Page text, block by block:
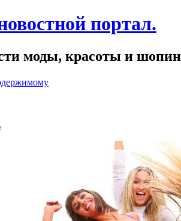
портал.
моды, красоты и